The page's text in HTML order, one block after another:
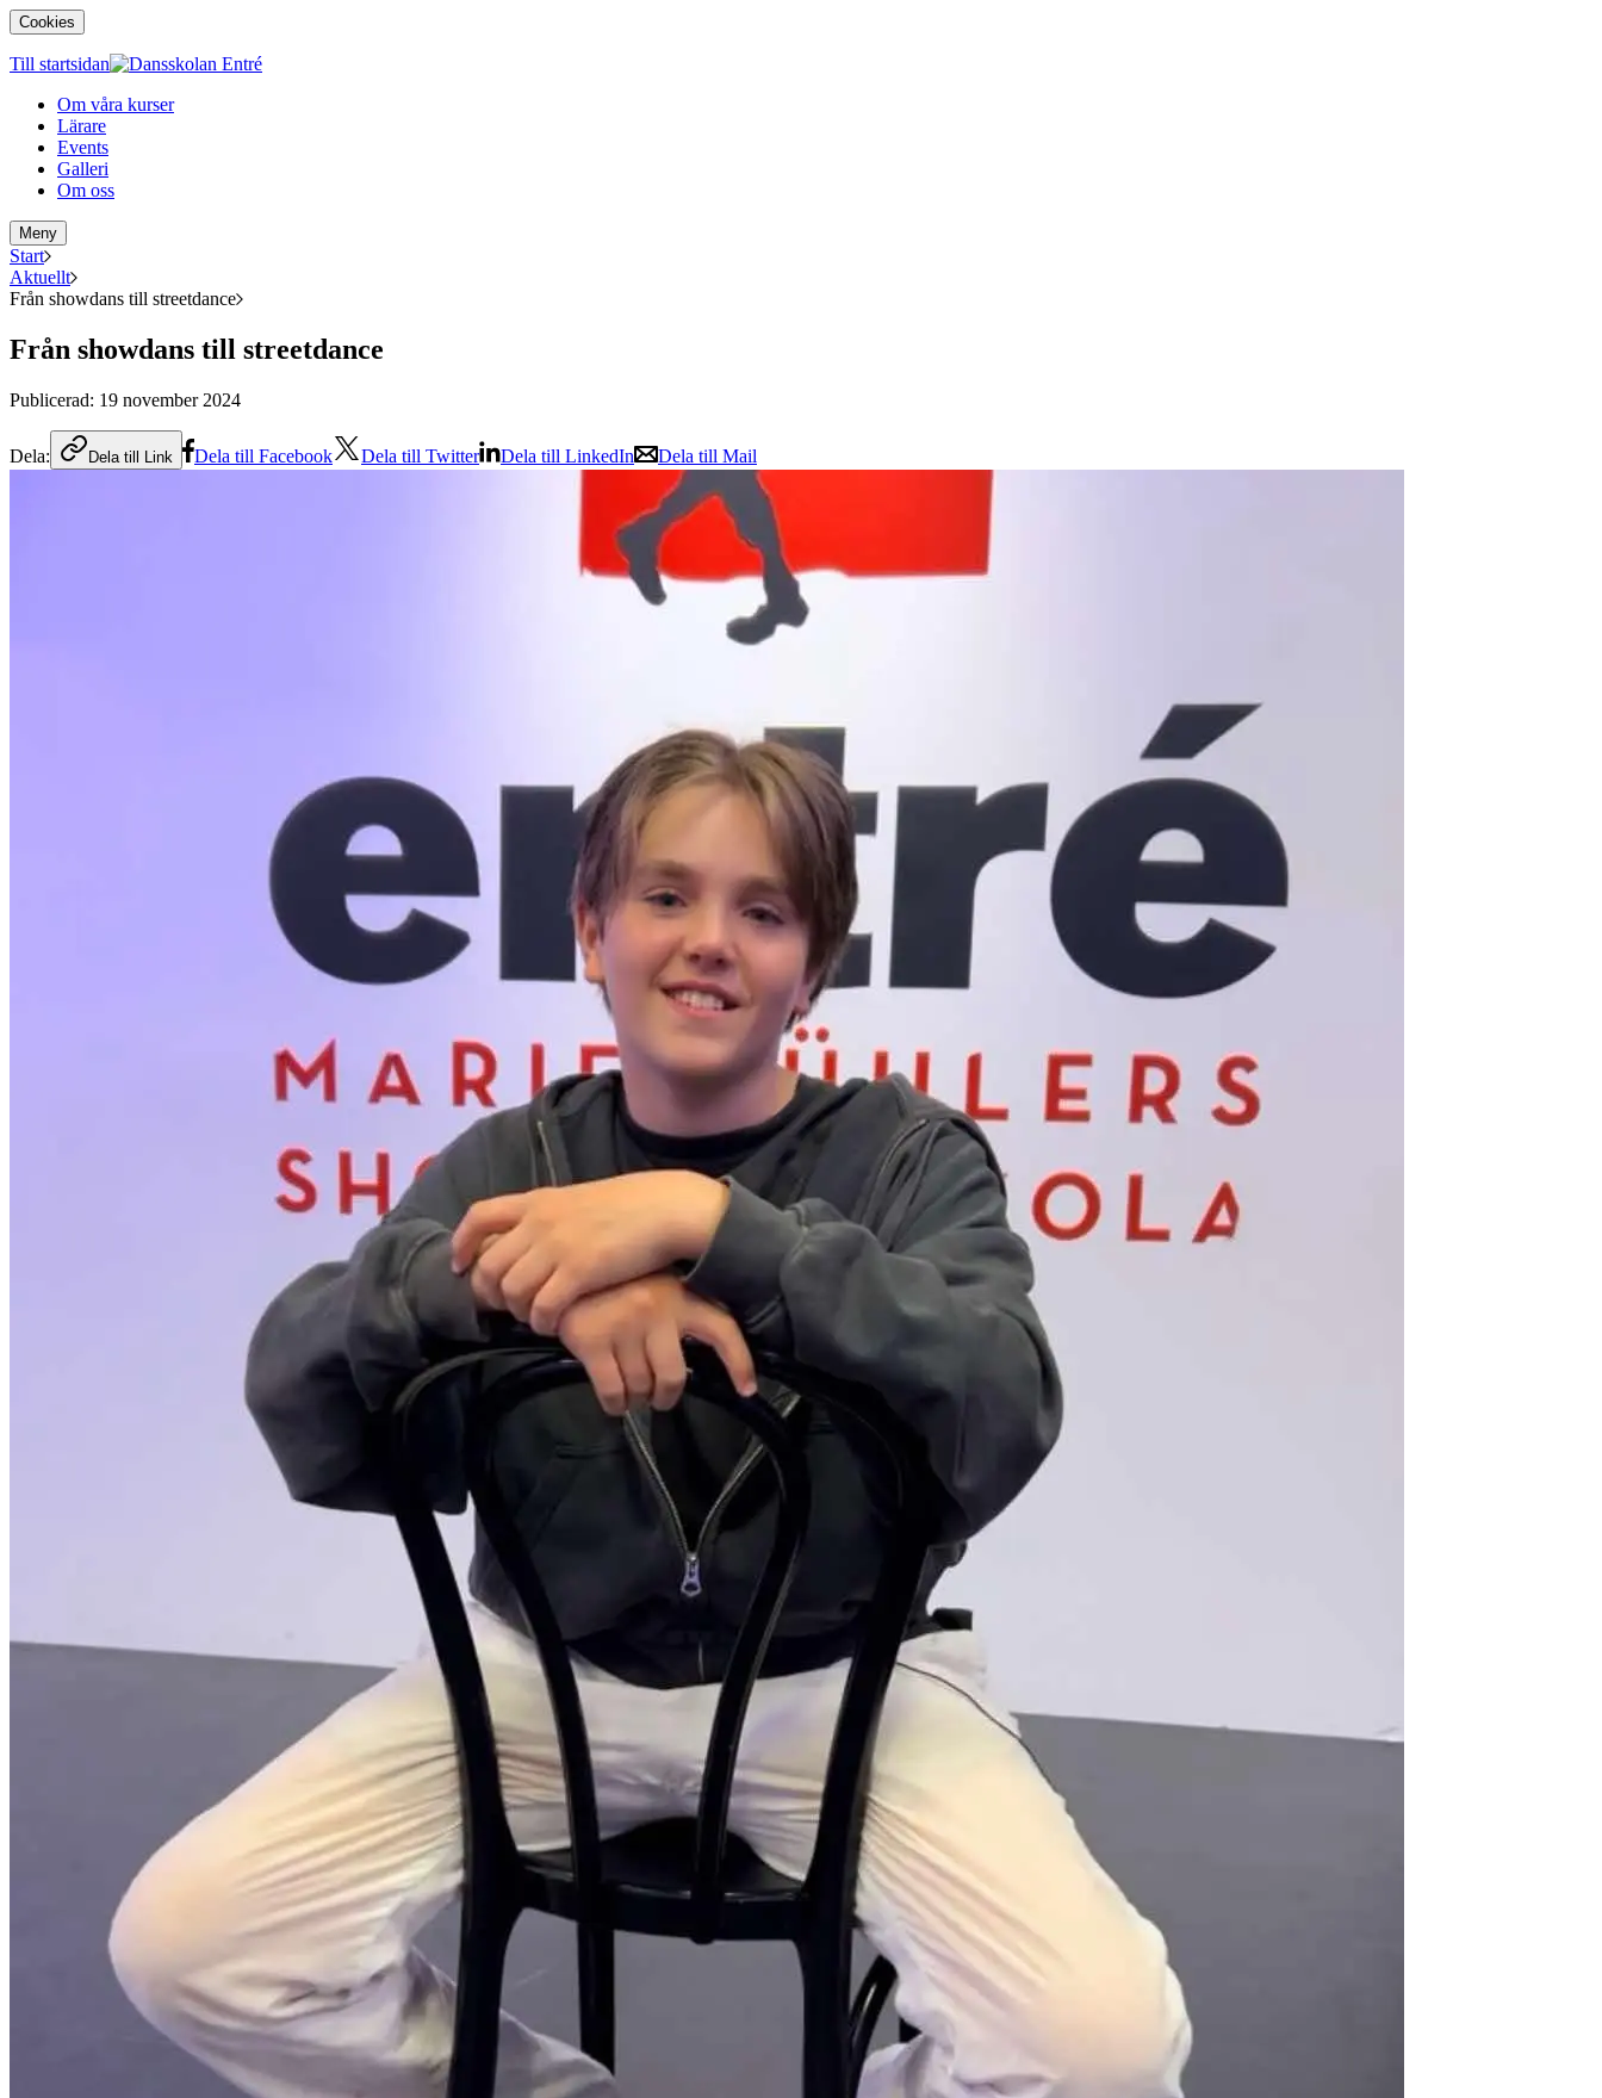
Cookies
Till startsidan
Om våra kurser
Lärare
Events
Galleri
Om oss
Meny
Start
Aktuellt
Från showdans till streetdance
Från showdans till streetdance
Publicerad: 19 november 2024
Dela: Dela till Link Dela till Facebook Dela till Twitter Dela till LinkedIn Dela till Mail